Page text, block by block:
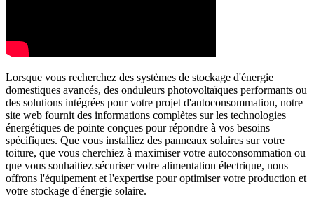
Lorsque vous recherchez des systèmes de stockage d'énergie
domestiques avancés, des onduleurs photovoltaïques performants ou
des solutions intégrées pour votre projet d'autoconsommation, notre
site web fournit des informations complètes sur les technologies
énergétiques de pointe conçues pour répondre à vos besoins
spécifiques. Que vous installiez des panneaux solaires sur votre
toiture, que vous cherchiez à maximiser votre autoconsommation ou
que vous souhaitiez sécuriser votre alimentation électrique, nous
offrons l'équipement et l'expertise pour optimiser votre production et
votre stockage d'énergie solaire.